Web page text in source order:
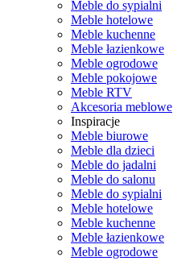
Meble do sypialni
Meble hotelowe
Meble kuchenne
Meble łazienkowe
Meble ogrodowe
Meble pokojowe
Meble RTV
Akcesoria meblowe
Inspiracje
Meble biurowe
Meble dla dzieci
Meble do jadalni
Meble do salonu
Meble do sypialni
Meble hotelowe
Meble kuchenne
Meble łazienkowe
Meble ogrodowe